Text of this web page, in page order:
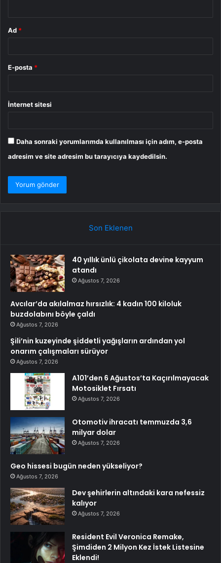
Ad *
E-posta *
İnternet sitesi
Daha sonraki yorumlarımda kullanılması için adım, e-posta
adresim ve site adresim bu tarayıcıya kaydedilsin.
Son Eklenen
40 yıllık ünlü çikolata devine kayyum
atandı
Ağustos 7, 2026
Avcılar’da akılalmaz hırsızlık: 4 kadın 100 kiloluk
buzdolabını böyle çaldı
Ağustos 7, 2026
Şili’nin kuzeyinde şiddetli yağışların ardından yol
onarım çalışmaları sürüyor
Ağustos 7, 2026
A101’den 6 Ağustos’ta Kaçırılmayacak
Motosiklet Fırsatı
Ağustos 7, 2026
Otomotiv ihracatı temmuzda 3,6
milyar dolar
Ağustos 7, 2026
Geo hissesi bugün neden yükseliyor?
Ağustos 7, 2026
Dev şehirlerin altındaki kara nefessiz
kalıyor
Ağustos 7, 2026
Resident Evil Veronica Remake,
Şimdiden 2 Milyon Kez İstek Listesine
Eklendi!